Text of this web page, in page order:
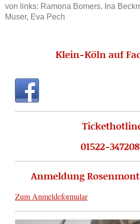
von links: Ramona Bomers, Ina
Muser, Eva Pech
Klein-Köln auf
01522-
Anmeldung
Zum Anmeldeformular